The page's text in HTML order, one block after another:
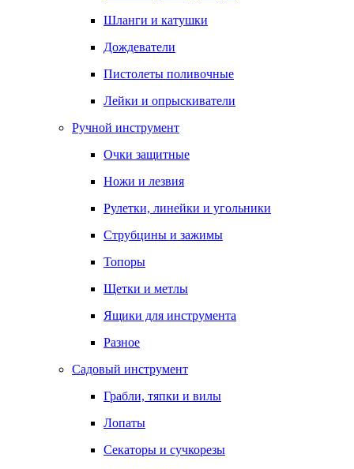
Шланги и катушки
Дождеватели
Пистолеты поливочные
Лейки и опрыскиватели
Ручной инструмент
Очки защитные
Ножи и лезвия
Рулетки, линейки и угольники
Струбцины и зажимы
Топоры
Щетки и метлы
Ящики для инструмента
Разное
Садовый инструмент
Грабли, тяпки и вилы
Лопаты
Секаторы и сучкорезы